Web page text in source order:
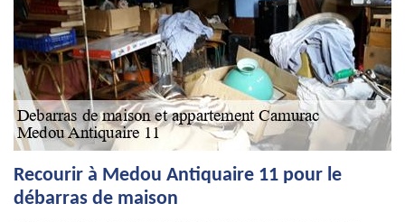
Recourir à Medou Antiquaire 11 pour le
débarras de maison